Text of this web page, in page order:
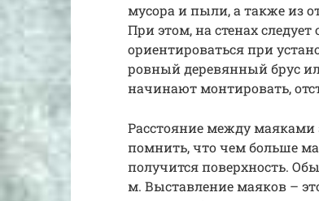
мусора и пыли, а также из
При этом, на стенах
ориентироваться при
ровный деревянный брус
начинают монтировать,
Расстояние между маяками
помнить, что чем больше
получится поверхность.
м. Выставление маяков –